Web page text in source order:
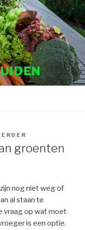
groenten
nog niet weg of
al staan te
vraag op wat moet
is een optie.